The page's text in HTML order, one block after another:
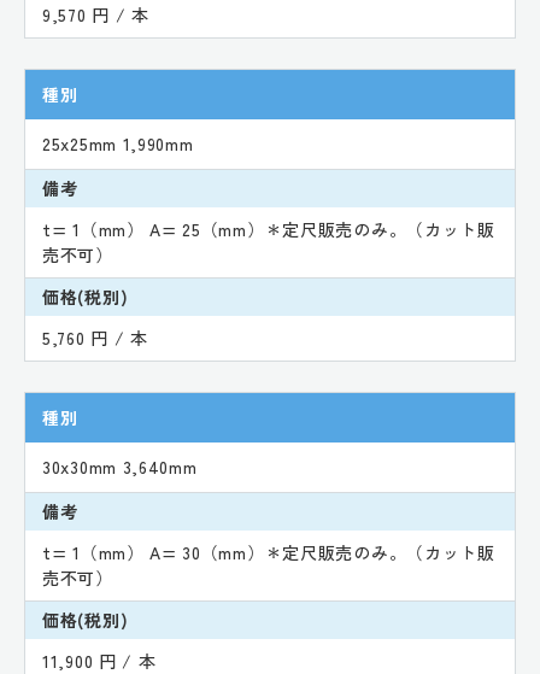
9,570 円 / 本
種別
25x25mm 1,990mm
備考
t= 1（mm） A= 25（mm）＊定尺販売のみ。（カット販
売不可）
価格(税別)
5,760 円 / 本
種別
30x30mm 3,640mm
備考
t= 1（mm） A= 30（mm）＊定尺販売のみ。（カット販
売不可）
価格(税別)
11,900 円 / 本